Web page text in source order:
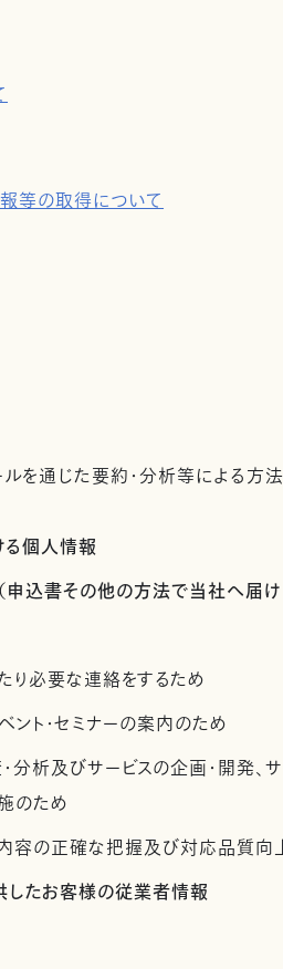
等の取得について
通じた要約・分析等による方法
る個人情報
込書その他の方法で当社へ届け
り必要な連絡をするため
ント・セミナーの案内のため
分析及びサービスの企画・開発、
のため
容の正確な把握及び対応品質向
したお客様の従業者情報